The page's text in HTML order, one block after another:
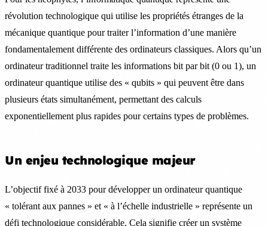
révolution technologique qui utilise les propriétés étranges de la
mécanique quantique pour traiter l’information d’une manière
fondamentalement différente des ordinateurs classiques. Alors qu’un
ordinateur traditionnel traite les informations bit par bit (0 ou 1), un
ordinateur quantique utilise des « qubits » qui peuvent être dans
plusieurs états simultanément, permettant des calculs
exponentiellement plus rapides pour certains types de problèmes.
Un enjeu technologique majeur
L’objectif fixé à 2033 pour développer un ordinateur quantique
« tolérant aux pannes » et « à l’échelle industrielle » représente un
défi technologique considérable. Cela signifie créer un système